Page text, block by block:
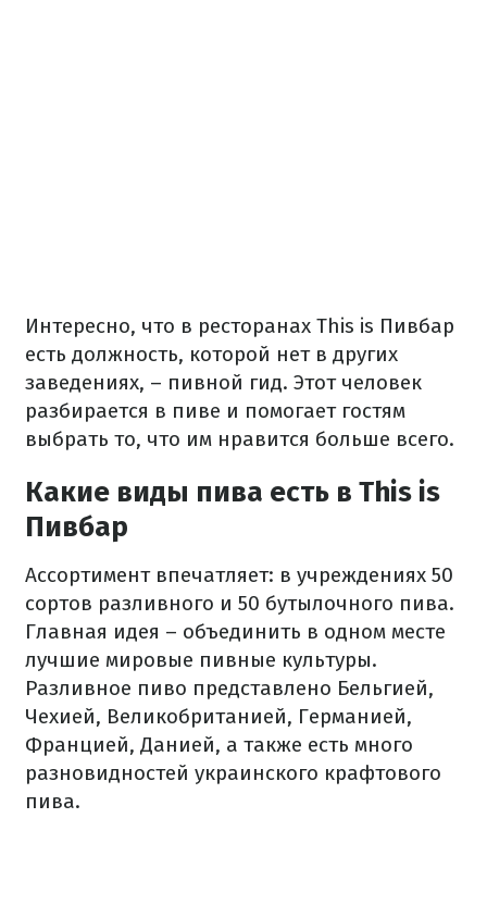
Интересно, что в ресторанах This is Пивбар
есть должность, которой нет в других
заведениях, – пивной гид. Этот человек
разбирается в пиве и помогает гостям
выбрать то, что им нравится больше всего.
Какие виды пива есть в This is
Пивбар
Ассортимент впечатляет: в учреждениях 50
сортов разливного и 50 бутылочного пива.
Главная идея – объединить в одном месте
лучшие мировые пивные культуры.
Разливное пиво представлено Бельгией,
Чехией, Великобританией, Германией,
Францией, Данией, а также есть много
разновидностей украинского крафтового
пива.